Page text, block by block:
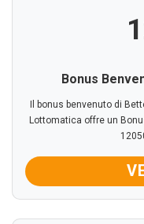
Bonus
Il bonus benvenuto di
Lottomatica offre un